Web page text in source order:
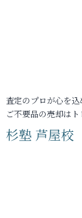
査定のプロが心を
ご不要品の売却は
杉塾 芦屋校